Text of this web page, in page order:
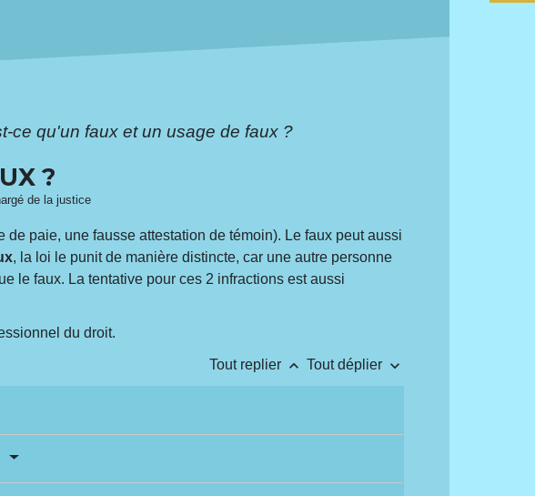
ce qu'un faux et un usage de faux ?
?
de la justice
paie, une fausse attestation de témoin). Le faux peut aussi
, la loi le punit de manière distincte, car une autre personne
le faux. La tentative pour ces 2 infractions est aussi
du droit.
Tout replier keyboard_arrow_up Tout déplier keyboard_arrow_down